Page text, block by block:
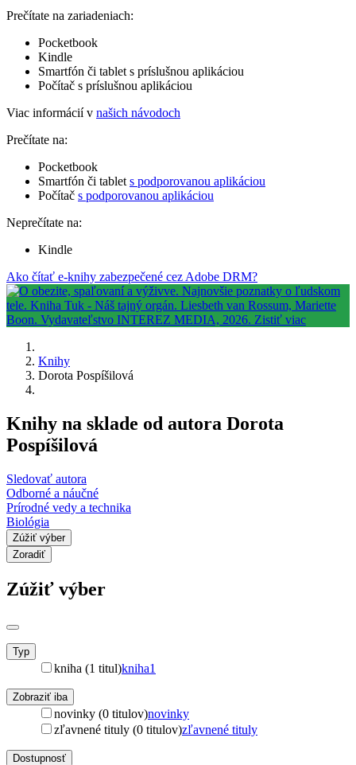
Prečítate na zariadeniach:
Pocketbook
Kindle
Smartfón či tablet s príslušnou aplikáciou
Počítač s príslušnou aplikáciou
Viac informácií v našich návodoch
Prečítate na:
Pocketbook
Smartfón či tablet s podporovanou aplikáciou
Počítač s podporovanou aplikáciou
Neprečítate na:
Kindle
Ako čítať e-knihy zabezpečené cez Adobe DRM?
Knihy
Dorota Pospíšilová
Knihy na sklade od autora Dorota
Pospíšilová
Sledovať autora
Odborné a náučné
Prírodné vedy a technika
Biológia
Zúžiť výber
Zoradiť
Zúžiť výber
Typ
kniha (1 titul)kniha1
Zobraziť iba
novinky (0 titulov)novinky
zľavnené tituly (0 titulov)zľavnené tituly
Dostupnosť